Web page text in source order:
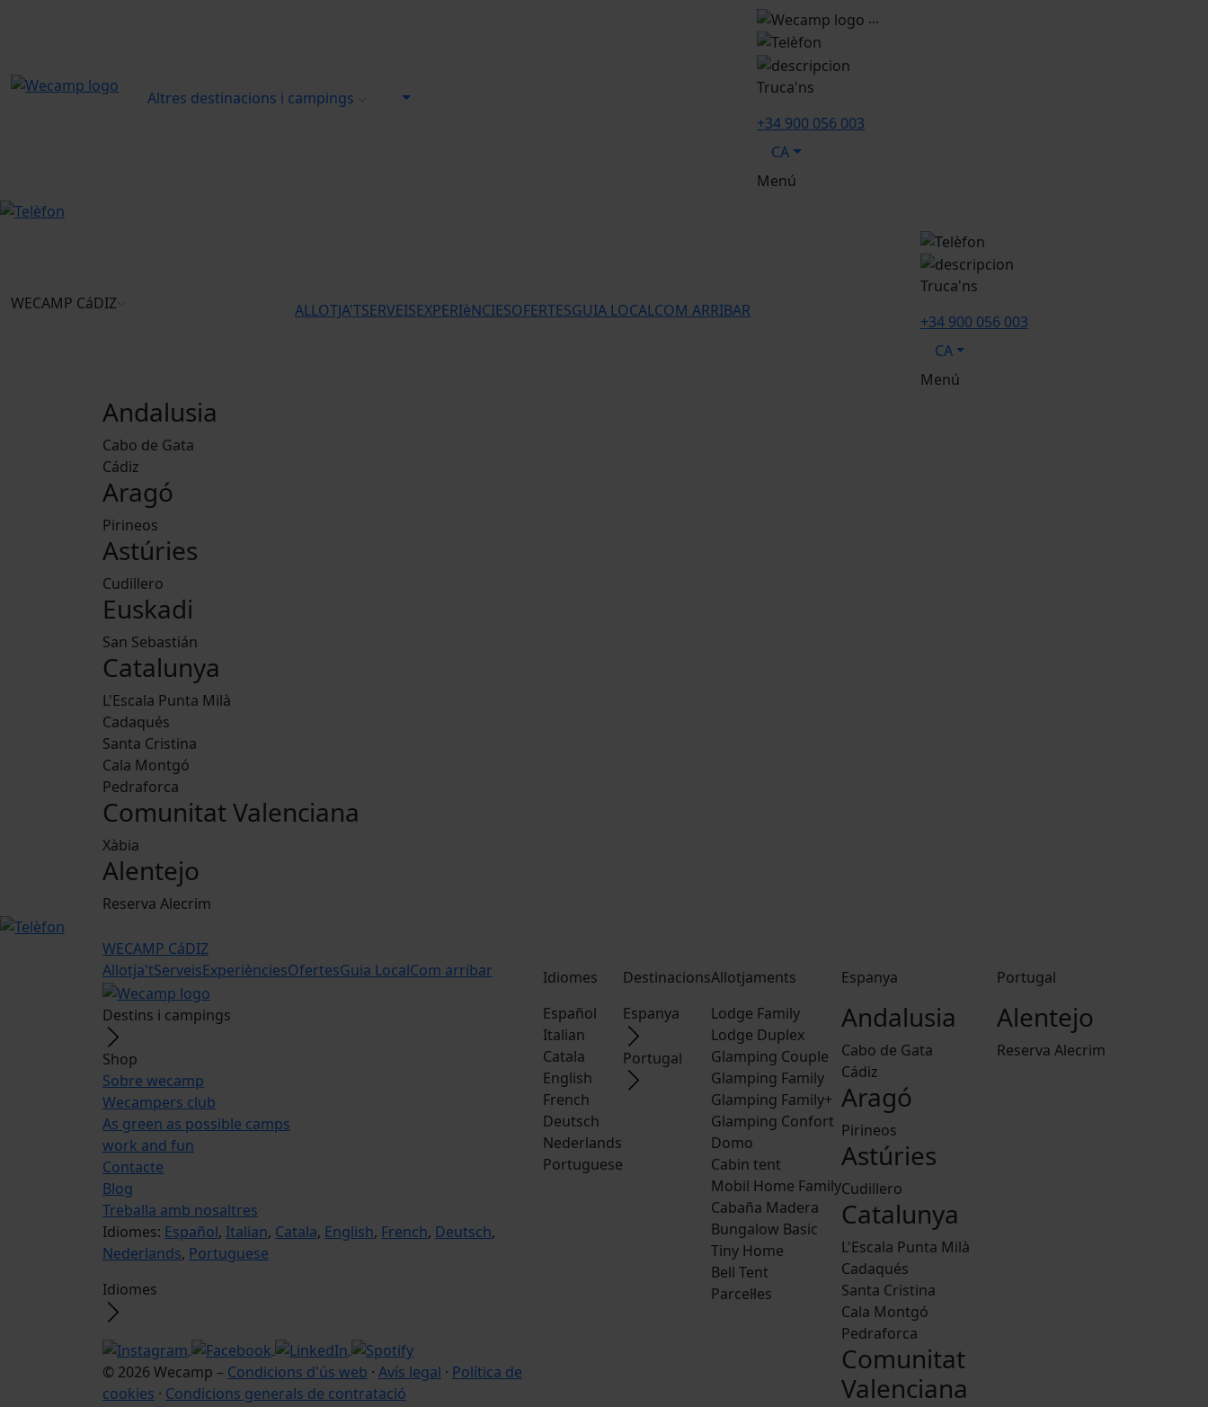
Altres destinacions i campings
...
Truca'ns
+34 900 056 003
CA
Menú
WECAMP CáDIZ ALLOTJA'TSERVEISEXPERIèNCIESOFERTESGUIA LOCALCOM ARRIBAR
Truca'ns
+34 900 056 003
CA
Menú
Andalusia
Cabo de Gata
Cádiz
Aragó
Pirineos
Astúries
Cudillero
Euskadi
San Sebastián
Catalunya
L'Escala Punta Milà
Cadaqués
Santa Cristina
Cala Montgó
Pedraforca
Comunitat Valenciana
Xàbia
Alentejo
Reserva Alecrim
WECAMP CáDIZ
Allotja'tServeisExperiènciesOfertesGuia LocalCom arribar
Destins i campings
Shop
Sobre wecamp
Wecampers club
As green as possible camps
work and fun
Contacte
Blog
Treballa amb nosaltres
Idiomes: Español, Italian, Catala, English, French, Deutsch,
Nederlands, Portuguese
Idiomes
© 2026 Wecamp – Condicions d'ús web · Avís legal · Política de
cookies · Condicions generals de contratació
Idiomes
Español
Italian
Catala
English
French
Deutsch
Nederlands
Portuguese
Destinacions
Espanya
Portugal
Allotjaments
Lodge Family
Lodge Duplex
Glamping Couple
Glamping Family
Glamping Family+
Glamping Confort
Domo
Cabin tent
Mobil Home Family
Cabaña Madera
Bungalow Basic
Tiny Home
Bell Tent
Parcel·les
Espanya
Andalusia
Cabo de Gata
Cádiz
Aragó
Pirineos
Astúries
Cudillero
Catalunya
L'Escala Punta Milà
Cadaqués
Santa Cristina
Cala Montgó
Pedraforca
Comunitat
Valenciana
Portugal
Alentejo
Reserva Alecrim